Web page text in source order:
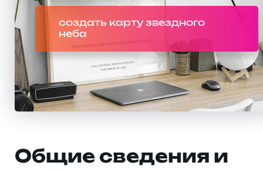
создать карту звездного
неба
Общие сведения и